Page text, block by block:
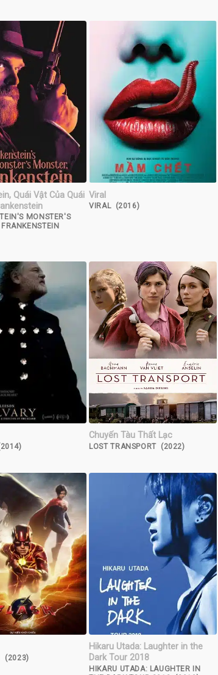
Quái Vật Của Quái
MONSTER'S
Viral
VIRAL (2016)
Chuyến Tàu Thất Lạc
LOST TRANSPORT (2022)
(2023)
Hikaru Utada: Laughter in the
Dark Tour 2018
HIKARU UTADA: LAUGHTER IN